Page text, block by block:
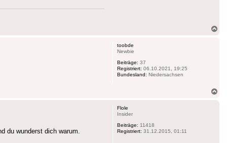
toobde
Newbie
Beiträge: 37
Registriert: 06.10.2021, 19:25
Bundesland: Niedersachsen
Flole
Insider
Beiträge: 11418
Registriert: 31.12.2015, 01:11
du wunderst dich warum.